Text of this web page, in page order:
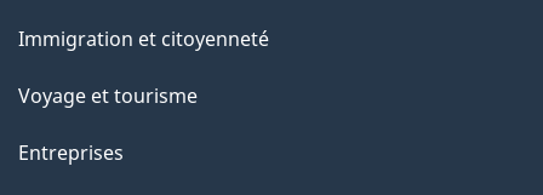
sujets
Immigration et citoyenneté
Voyage et tourisme
Entreprises